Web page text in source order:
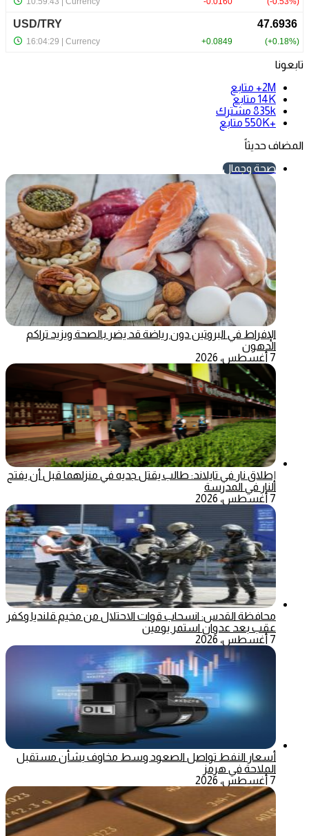
تابعونا
2M+
متابع
14K متابع
835k مشترك
+550K
متابع
المضاف حديثاً
صحة وجمال
الإفراط في البروتين دون رياضة قد يضر بالصحة ويزيد تراكم
الدهون
7 أغسطس، 2026
إطلاق نار في تايلاند: طالب يقتل جديه في منزلهما قبل أن يفتح
النار في المدرسة
7 أغسطس، 2026
محافظة القدس: انسحاب قوات الاحتلال من مخيم قلنديا وكفر
عقب بعد عدوان استمر يومين
7 أغسطس، 2026
أسعار النفط تواصل الصعود وسط مخاوف بشأن مستقبل
الملاحة في هرمز
7 أغسطس، 2026